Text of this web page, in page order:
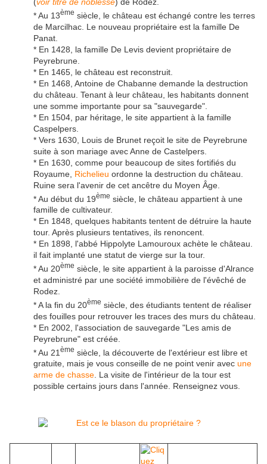
* Au 13ème siècle, le château est échangé contre les terres
de Marcilhac. Le nouveau propriétaire est la famille De
Panat.
* En 1428, la famille De Levis devient propriétaire de
Peyrebrune.
* En 1465, le château est reconstruit.
* En 1468, Antoine de Chabanne demande la destruction
du château. Tenant à leur château, les habitants donnent
une somme importante pour sa "sauvegarde".
* En 1504, par héritage, le site appartient à la famille
Caspelpers.
* Vers 1630, Louis de Brunet reçoit le site de Peyrebrune
suite à son mariage avec Anne de Castelpers.
* En 1630, comme pour beaucoup de sites fortifiés du
Royaume, Richelieu ordonne la destruction du château.
Ruine sera l'avenir de cet ancêtre du Moyen Âge.
* Au début du 19ème siècle, le château appartient à une
famille de cultivateur.
* En 1848, quelques habitants tentent de détruire la haute
tour. Après plusieurs tentatives, ils renoncent.
* En 1898, l'abbé Hippolyte Lamouroux achète le château.
il fait implanté une statut de vierge sur la tour.
* Au 20ème siècle, le site appartient à la paroisse d'Alrance
et administré par une société immobilière de l'évêché de
Rodez.
* A la fin du 20ème siècle, des étudiants tentent de réaliser
des fouilles pour retrouver les traces des murs du château.
* En 2002, l'association de sauvegarde "Les amis de
Peyrebrune" est créée.
* Au 21 ème siècle, la découverte de l'extérieur est libre et
gratuite, mais je vous conseille de ne point venir avec une
arme de chasse. La visite de l'intérieur de la tour est
possible certains jours dans l'année. Renseignez vous.